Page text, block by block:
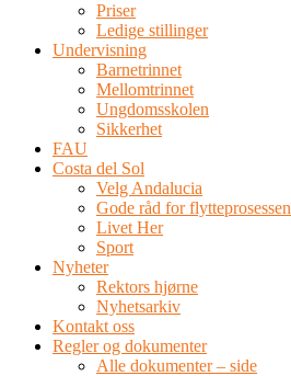
Priser
Ledige stillinger
Undervisning
Barnetrinnet
Mellomtrinnet
Ungdomsskolen
Sikkerhet
FAU
Costa del Sol
Velg Andalucia
Gode råd for flytteprosessen
Livet Her
Sport
Nyheter
Rektors hjørne
Nyhetsarkiv
Kontakt oss
Regler og dokumenter
Alle dokumenter – side